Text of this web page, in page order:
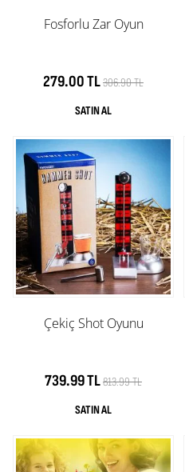
Fosforlu Zar Oyun
279.00 TL306.90 TL
Çekiç Shot Oyunu
739.99 TL813.99 TL